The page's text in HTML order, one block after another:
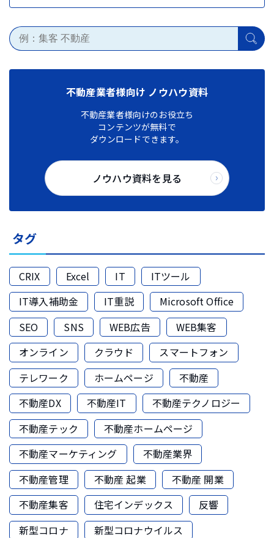
不動産業者様向け ノウハウ資料
不動産業者様向けのお役立ち
コンテンツが無料で
ダウンロードできます。
ノウハウ資料を見る
タグ
CRIX Excel IT
ITツール
IT導入補助金
IT重説
Microsoft Office
SEO
SNS WEB広告
WEB集客
オンライン
クラウド
スマートフォン
テレワーク
ホームページ
不動産
不動産DX
不動産IT
不動産テクノロジー
不動産テック
不動産ホームページ
不動産マーケティング
不動産業界
不動産管理
不動産 起業
不動産 開業
不動産集客
住宅インデックス
反響
新型コロナ
新型コロナウイルス